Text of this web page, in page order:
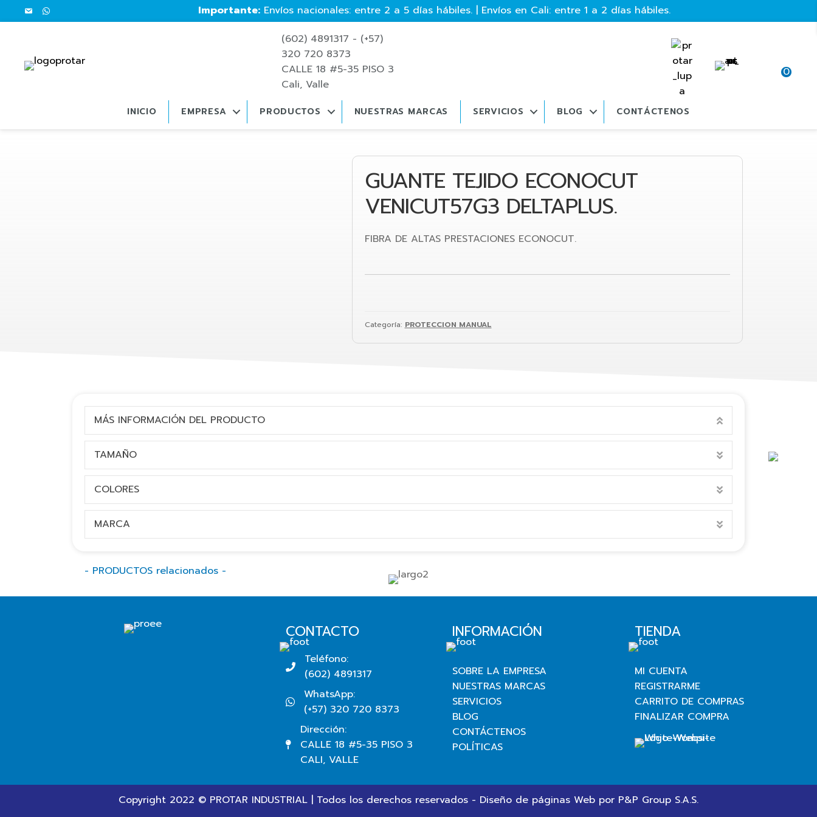
Importante:Envíos nacionales: entre 2 a 5 días hábiles. | Envíos en Cali: entre 1 a 2 días hábiles.
(602) 4891317 - (+57)
320 720 8373
CALLE 18 #5-35 PISO 3
Cali, Valle
0
INICIO EMPRESA PRODUCTOS NUESTRAS MARCAS SERVICIOS BLOG CONTÁCTENOS
GUANTE TEJIDO ECONOCUT
VENICUT57G3 DELTAPLUS.
FIBRA DE ALTAS PRESTACIONES ECONOCUT.
Categoría: PROTECCION MANUAL
MÁS INFORMACIÓN DEL PRODUCTO COLLAPSE
TAMAÑO EXPAND
COLORES EXPAND
MARCA EXPAND
- PRODUCTOS relacionados -
CONTACTO
Teléfono:
(602) 4891317
WhatsApp:
(+57) 320 720 8373
Dirección:
CALLE 18 #5-35 PISO 3
CALI, VALLE
INFORMACIÓN
SOBRE LA EMPRESA
NUESTRAS MARCAS
SERVICIOS
BLOG
CONTÁCTENOS
POLÍTICAS
TIENDA
MI CUENTA
REGISTRARME
CARRITO DE COMPRAS
FINALIZAR COMPRA
Copyright 2022 © PROTAR INDUSTRIAL | Todos los derechos reservados - Diseño de páginas Web por P&P Group S.A.S.